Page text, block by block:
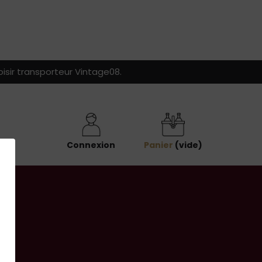
transporteur Vintage08.
Connexion Panier (vide)